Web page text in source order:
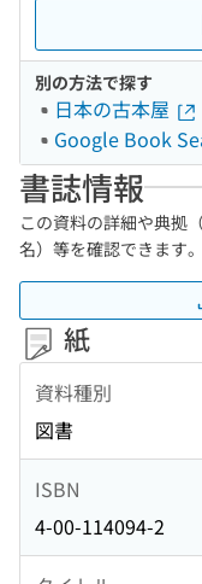
別の方法で探す
日本の古本屋
Google Book
書誌情報
この資料の詳細や典拠
名）等を確認できます。
紙
資料種別
図書
ISBN
4-00-114094-2